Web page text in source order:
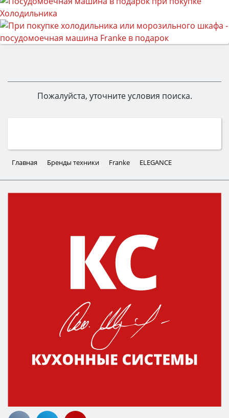
Пожалуйста, уточните условия поиска.
Главная Бренды техники Franke ELEGANCE